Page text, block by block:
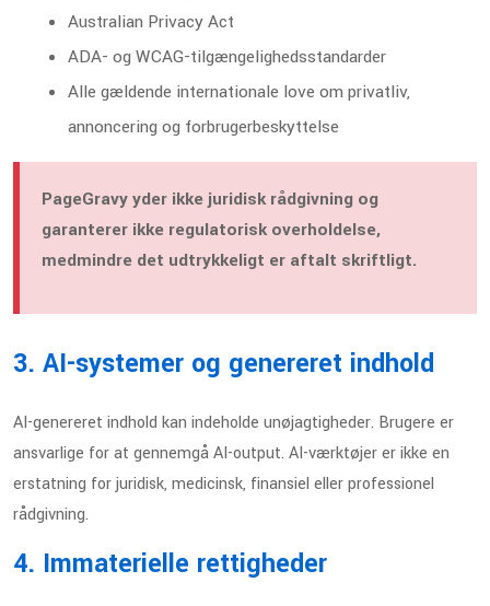
Australian Privacy Act
ADA- og WCAG-tilgængelighedsstandarder
Alle gældende internationale love om privatliv,
annoncering og forbrugerbeskyttelse
PageGravy yder ikke juridisk rådgivning og
garanterer ikke regulatorisk overholdelse,
medmindre det udtrykkeligt er aftalt skriftligt.
3. AI-systemer og genereret indhold
AI-genereret indhold kan indeholde unøjagtigheder. Brugere er
ansvarlige for at gennemgå AI-output. AI-værktøjer er ikke en
erstatning for juridisk, medicinsk, finansiel eller professionel
rådgivning.
4. Immaterielle rettigheder